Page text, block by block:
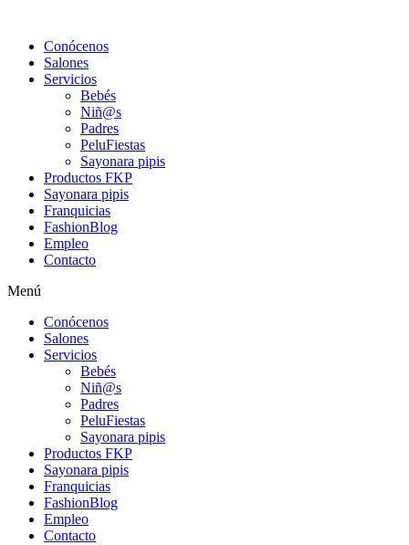
Conócenos
Salones
Servicios
Bebés
Niñ@s
Padres
PeluFiestas
Sayonara pipis
Productos FKP
Sayonara pipis
Franquicias
FashionBlog
Empleo
Contacto
Menú
Conócenos
Salones
Servicios
Bebés
Niñ@s
Padres
PeluFiestas
Sayonara pipis
Productos FKP
Sayonara pipis
Franquicias
FashionBlog
Empleo
Contacto